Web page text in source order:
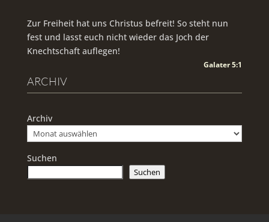
Zur Freiheit hat uns Christus befreit! So steht nun
fest und lasst euch nicht wieder das Joch der
Knechtschaft auflegen!
Galater 5:1
ARCHIV
Archiv
Suchen
Suchen